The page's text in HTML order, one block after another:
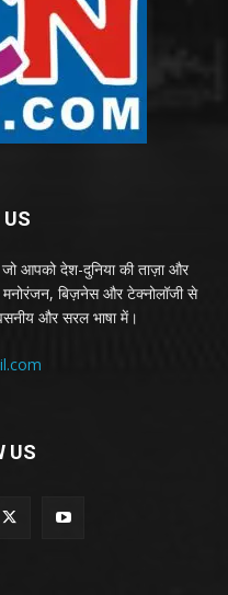
आपको देश-दुनिया की ताज़ा और
बिज़नेस और टेक्नोलॉजी से
और सरल भाषा में।
US